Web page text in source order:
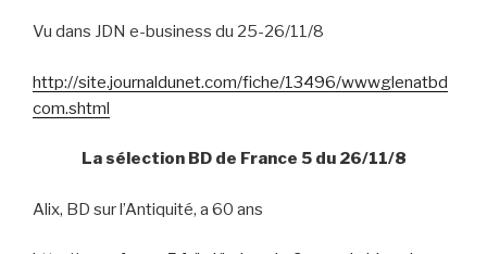
Vu dans JDN e-business du 25-26/11/8
http://site.journaldunet.com/fiche/13496/wwwglenatbd
com.shtml
La sélection BD de France 5 du 26/11/8
Alix, BD sur l’Antiquité, a 60 ans